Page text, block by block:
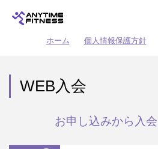
ホーム 個人情報保護方針
WEB入会
お申し込みから入